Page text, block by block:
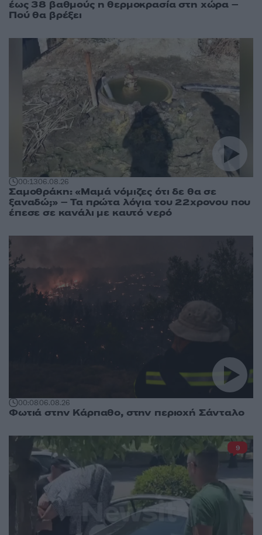
έως 38 βαθμούς η θερμοκρασία στη χώρα –
Πού θα βρέξει
00:1306.08.26
Σαμοθράκη: «Μαμά νόμιζες ότι δε θα σε
ξαναδώ;» – Τα πρώτα λόγια του 22χρονου που
έπεσε σε κανάλι με καυτό νερό
00:0806.08.26
Φωτιά στην Κάρπαθο, στην περιοχή Σάνταλο
9